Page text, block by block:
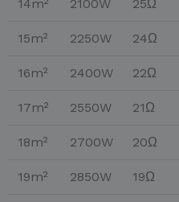
14m² 2100W 25Ω
15m² 2250W 24Ω
16m² 2400W 22Ω
17m² 2550W 21Ω
18m² 2700W 20Ω
19m² 2850W 19Ω